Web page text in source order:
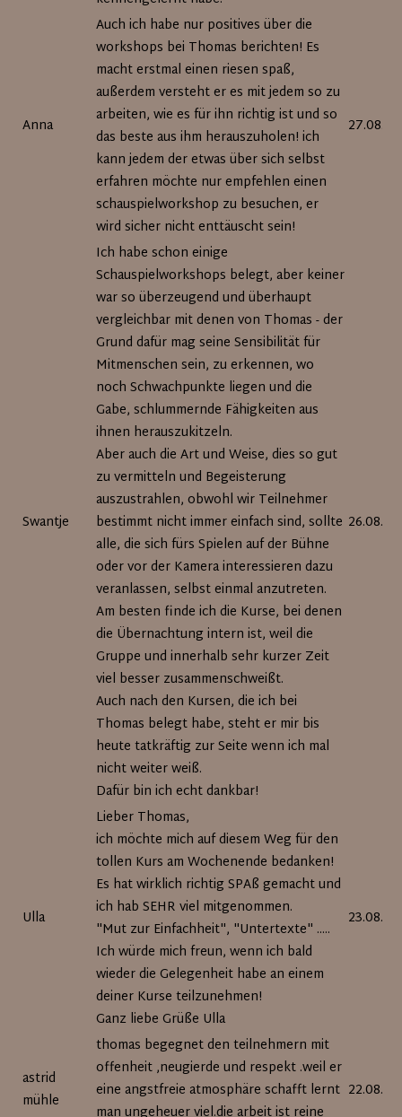
Anna
Auch ich habe nur positives über die
workshops bei Thomas berichten! Es
macht erstmal einen riesen spaß,
außerdem versteht er es mit jedem so zu
arbeiten, wie es für ihn richtig ist und so
das beste aus ihm herauszuholen! ich
kann jedem der etwas über sich selbst
erfahren möchte nur empfehlen einen
schauspielworkshop zu besuchen, er
wird sicher nicht enttäuscht sein!
Swantje
Ich habe schon einige
Schauspielworkshops belegt, aber keiner
war so überzeugend und überhaupt
vergleichbar mit denen von Thomas - der
Grund dafür mag seine Sensibilität für
Mitmenschen sein, zu erkennen, wo
noch Schwachpunkte liegen und die
Gabe, schlummernde Fähigkeiten aus
ihnen herauszukitzeln.
Aber auch die Art und Weise, dies so gut
zu vermitteln und Begeisterung
auszustrahlen, obwohl wir Teilnehmer
bestimmt nicht immer einfach sind, sollte
alle, die sich fürs Spielen auf der Bühne
oder vor der Kamera interessieren dazu
veranlassen, selbst einmal anzutreten.
Am besten finde ich die Kurse, bei denen
die Übernachtung intern ist, weil die
Gruppe und innerhalb sehr kurzer Zeit
viel besser zusammenschweißt.
Auch nach den Kursen, die ich bei
Thomas belegt habe, steht er mir bis
heute tatkräftig zur Seite wenn ich mal
nicht weiter weiß.
Dafür bin ich echt dankbar!
Ulla
Lieber Thomas,
ich möchte mich auf diesem Weg für den
tollen Kurs am Wochenende bedanken!
Es hat wirklich richtig SPAß gemacht und
ich hab SEHR viel mitgenommen.
"Mut zur Einfachheit", "Untertexte" .....
Ich würde mich freun, wenn ich bald
wieder die Gelegenheit habe an einem
deiner Kurse teilzunehmen!
Ganz liebe Grüße Ulla
astrid
mühle
thomas begegnet den teilnehmern mit
offenheit ,neugierde und respekt .weil er
eine angstfreie atmosphäre schafft lernt